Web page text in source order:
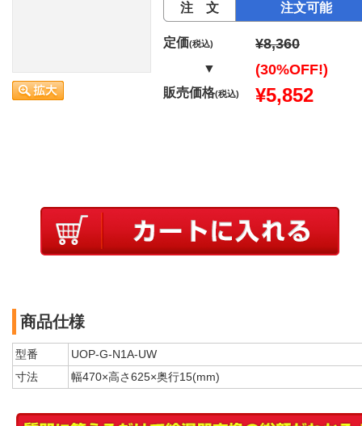
注 文 注文可能
定価(税込) ¥8,360
▼ (30%OFF!)
販売価格(税込) ¥5,852
商品仕様
型番
UOP-G-N1A-UW
寸法
幅470×高さ625×奥行15(mm)